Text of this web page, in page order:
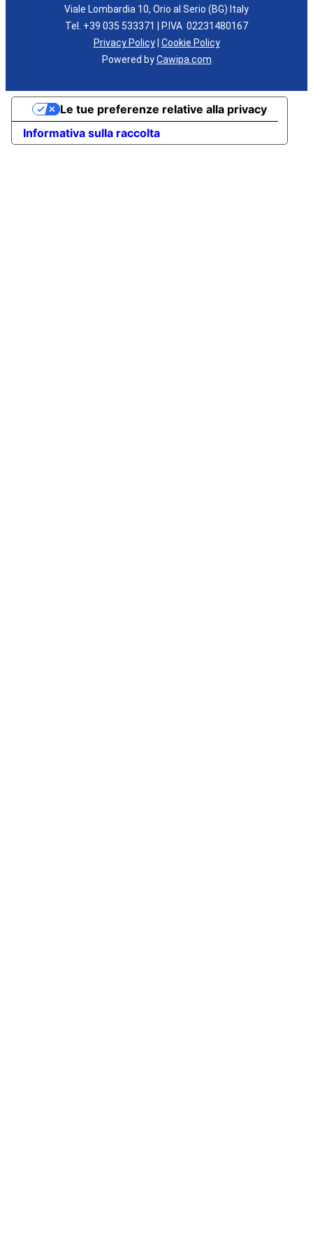
Viale Lombardia 10, Orio al Serio (BG) Italy
Tel. +39 035 533371 | P.IVA 02231480167
Privacy Policy| Cookie Policy
Powered byCawipa.com
Informativa sulla raccolta
Le tue preferenze relative alla privacy